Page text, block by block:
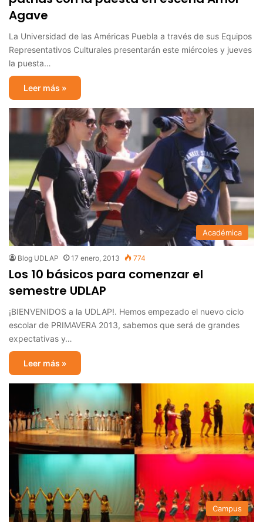
Agave
La Universidad de las Américas Puebla a través de sus Equipos
Representativos Culturales presentarán este miércoles y jueves
la puesta…
Leer más »
Académica
Blog UDLAP 17 enero, 2013 774
Los 10 básicos para comenzar el
semestre UDLAP
¡BIENVENIDOS a la UDLAP!. Hemos empezado el nuevo ciclo
escolar de PRIMAVERA 2013, sabemos que será de grandes
expectativas y…
Leer más »
Campus